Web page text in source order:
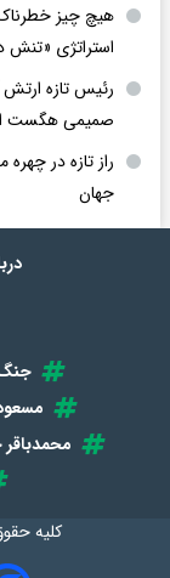
هیچ چیز
استراتژی «تنش
رئیس تازه ارتش
صمیمی هگست
راز تازه در
جهان
جنگ
کلیه